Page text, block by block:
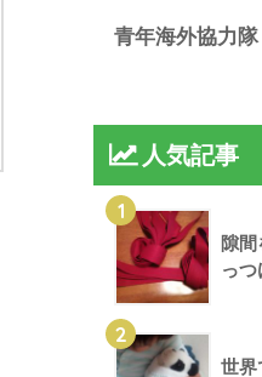
青年海外協力
人気記事
1
隙
っ
2
世界